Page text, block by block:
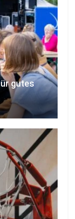
gutes